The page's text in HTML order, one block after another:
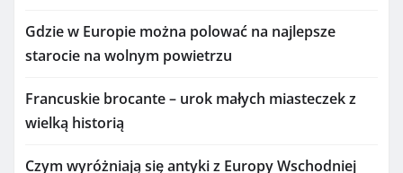
Gdzie w Europie można polować na najlepsze
starocie na wolnym powietrzu
Francuskie brocante – urok małych miasteczek z
wielką historią
Czym wyróżniają się antyki z Europy Wschodniej